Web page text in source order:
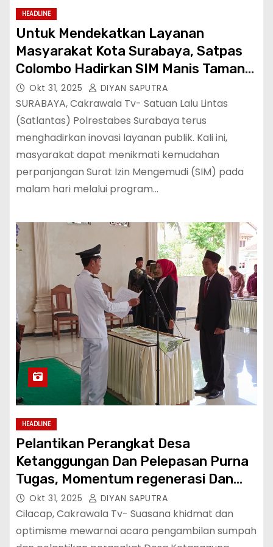
HEADLINE
Untuk Mendekatkan Layanan
Masyarakat Kota Surabaya, Satpas
Colombo Hadirkan SIM Manis Taman
Bungkul Night Services
Okt 31, 2025 DIYAN SAPUTRA
SURABAYA, Cakrawala Tv- Satuan Lalu Lintas
(Satlantas) Polrestabes Surabaya terus
menghadirkan inovasi layanan publik. Kali ini,
masyarakat dapat menikmati kemudahan
perpanjangan Surat Izin Mengemudi (SIM) pada
malam hari melalui program…
HEADLINE
Pelantikan Perangkat Desa
Ketanggungan Dan Pelepasan Purna
Tugas, Momentum regenerasi Dan
Semangat Baru
Okt 31, 2025 DIYAN SAPUTRA
Cilacap, Cakrawala Tv- Suasana khidmat dan
optimisme mewarnai acara pengambilan sumpah